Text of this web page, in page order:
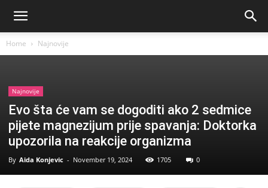
Home Najnovije
Najnovije
Evo šta će vam se dogoditi ako 2 sedmice
pijete magnezijum prije spavanja: Doktorka
upozorila na reakcije organizma
By Aida Konjevic - November 19, 2024 1705 0